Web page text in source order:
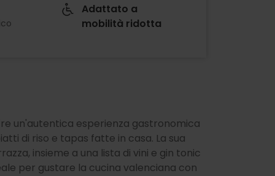
Adattato a
mobilità ridotta
un'autentica esperienza gastronomica
di riso e tapas fatte in casa. La sua
insieme a una lista di vini e gin tonic
per gustare la cucina valenciana con